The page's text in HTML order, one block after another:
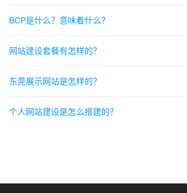
BCP是什么？意味着什么？
网站建设套餐有怎样的？
东莞展示网站是怎样的？
个人网站建设是怎么搭建的？